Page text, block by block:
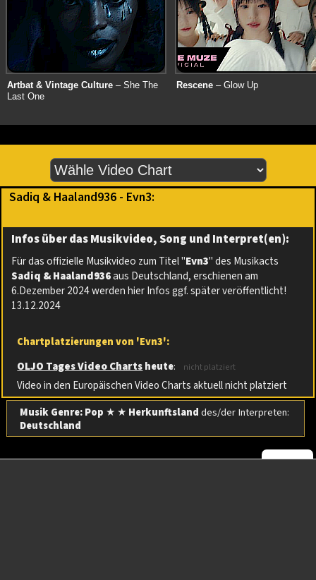
Artbat & Vintage Culture – She The
Last One
Rescene – Glow Up
Sadiq & Haaland936 - Evn3:
Infos über das Musikvideo, Song und Interpret(en):
Für das offizielle Musikvideo zum Titel "Evn3" des Musikacts
Sadiq & Haaland936aus Deutschland, erschienen am
6.Dezember 2024 werden hier Infos ggf. später veröffentlicht!
13.12.2024
Chartplatzierungen von 'Evn3':
OLJO Tages Video Chartsheute: nicht platziert
Video in den Europäischen Video Charts aktuell nicht platziert
Musik Genre: Pop ★ ★ Herkunftslanddes/der Interpreten:
Deutschland